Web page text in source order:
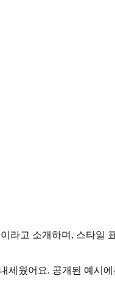
라고 소개하며, 스타일
세웠어요. 공개된 예시